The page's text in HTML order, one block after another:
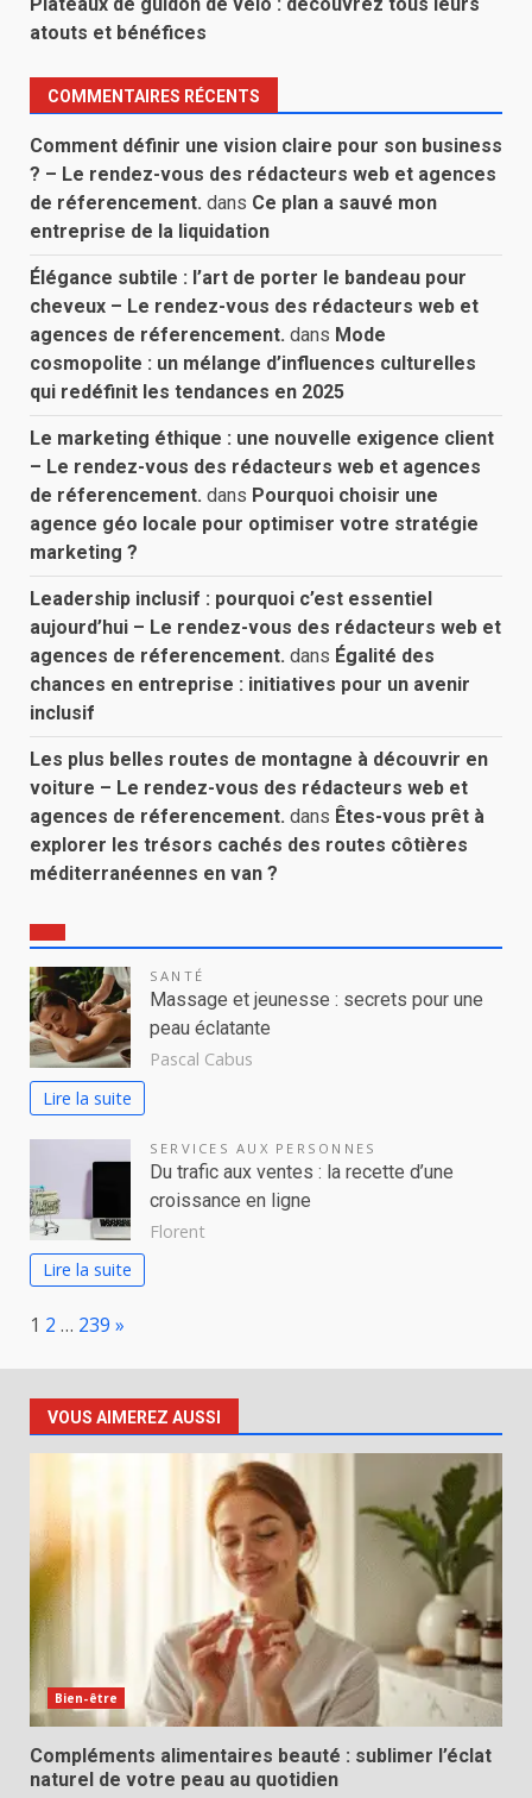
atouts et bénéfices
COMMENTAIRES RÉCENTS
Comment définir une vision claire pour son business
? – Le rendez-vous des rédacteurs web et agences
de réferencement. dans Ce plan a sauvé mon
entreprise de la liquidation
Élégance subtile : l’art de porter le bandeau pour
cheveux – Le rendez-vous des rédacteurs web et
agences de réferencement. dans Mode
cosmopolite : un mélange d’influences culturelles
qui redéfinit les tendances en 2025
Le marketing éthique : une nouvelle exigence client
– Le rendez-vous des rédacteurs web et agences
de réferencement. dans Pourquoi choisir une
agence géo locale pour optimiser votre stratégie
marketing ?
Leadership inclusif : pourquoi c’est essentiel
aujourd’hui – Le rendez-vous des rédacteurs web et
agences de réferencement. dans Égalité des
chances en entreprise : initiatives pour un avenir
inclusif
Les plus belles routes de montagne à découvrir en
voiture – Le rendez-vous des rédacteurs web et
agences de réferencement. dans Êtes-vous prêt à
explorer les trésors cachés des routes côtières
méditerranéennes en van ?
SANTÉ
Massage et jeunesse : secrets pour une
peau éclatante
Pascal Cabus
Lire la suite
SERVICES AUX PERSONNES
Du trafic aux ventes : la recette d’une
croissance en ligne
Florent
Lire la suite
Page:
1 2 … 239 Next
»
VOUS AIMEREZ AUSSI
Bien-être
Compléments alimentaires beauté : sublimer l’éclat
naturel de votre peau au quotidien